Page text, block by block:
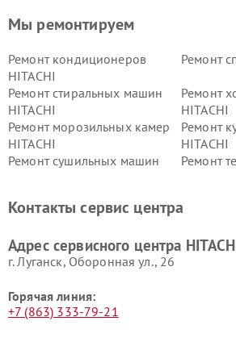
Мы ремонтируем
Ремонт кондиционеров
HITACHI
Ремонт
Ремонт стиральных машин
HITACHI
Ремонт
HITACHI
Ремонт морозильных камер
HITACHI
Ремонт
HITACHI
Ремонт сушильных машин
Ремонт
данных HITACHI
HITACHI
HITACHI
HITACHI
Контакты сервис центра
Адрес сервисного центра
г. Луганск, Оборонная ул., 26
Горячая линия:
+7 (863) 333-79-21